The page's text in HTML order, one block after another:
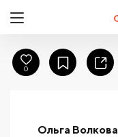
Ольга Волкова
0